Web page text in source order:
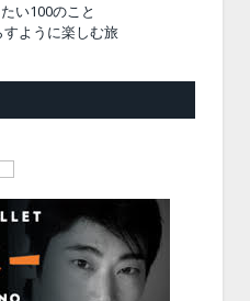
い100のこと
ように楽しむ旅